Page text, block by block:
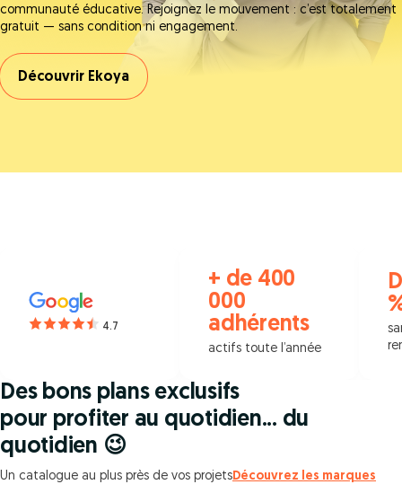
communauté éducative. Rejoignez le mouvement : c’est totalement
gratuit — sans condition ni engagement.
Découvrir Ekoya
4.7
+ de 400
000
adhérents
actifs toute l’année
Des bons plans exclusifs
pour profiter au quotidien... du
quotidien 😉
Un catalogue au plus près de vos projetsDécouvrez les marques